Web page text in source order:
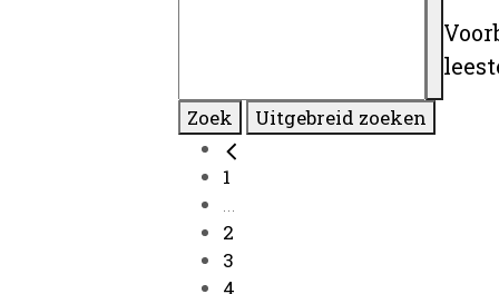
Zoek Uitgebreid zoeken
1
...
2
3
4